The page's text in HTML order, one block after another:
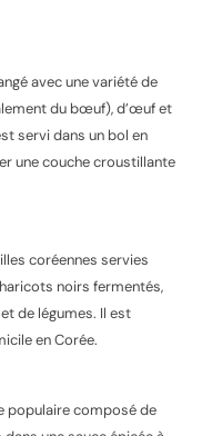
avec une variété de
du bœuf), d’œuf et
servi dans un bol en
une couche croustillante
coréennes servies
noirs fermentés,
de légumes. Il est
en Corée.
populaire composé de